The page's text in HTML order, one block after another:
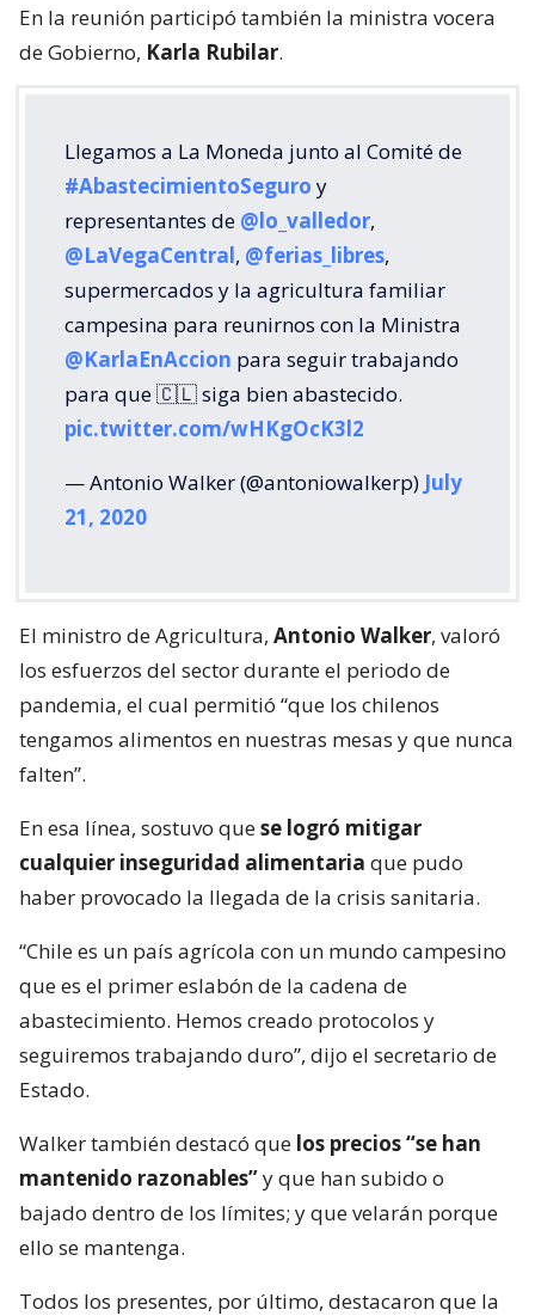
En la reunión participó también la ministra vocera
de Gobierno, Karla Rubilar.
Llegamos a La Moneda junto al Comité de
#AbastecimientoSeguro y
representantes de @lo_valledor,
@LaVegaCentral, @ferias_libres,
supermercados y la agricultura familiar
campesina para reunirnos con la Ministra
@KarlaEnAccion para seguir trabajando
para que 🇨🇱 siga bien abastecido.
pic.twitter.com/wHKgOcK3l2
— Antonio Walker (@antoniowalkerp) July
21, 2020
El ministro de Agricultura, Antonio Walker, valoró
los esfuerzos del sector durante el periodo de
pandemia, el cual permitió “que los chilenos
tengamos alimentos en nuestras mesas y que nunca
falten”.
En esa línea, sostuvo quese logró mitigar
cualquier inseguridad alimentaria que pudo
haber provocado la llegada de la crisis sanitaria.
“Chile es un país agrícola con un mundo campesino
que es el primer eslabón de la cadena de
abastecimiento. Hemos creado protocolos y
seguiremos trabajando duro”, dijo el secretario de
Estado.
Walker también destacó que los precios “se han
mantenido razonables”y que han subido o
bajado dentro de los límites; y que velarán porque
ello se mantenga.
Todos los presentes, por último, destacaron que la